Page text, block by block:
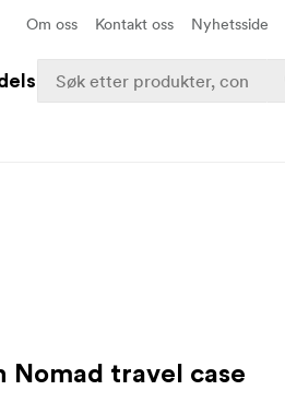
Om oss Kontakt oss Nyhetsside
Nomad travel case